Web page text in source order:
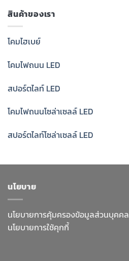
สินค้าของเรา
โคมไฮเบย์
โคมไฟถนน LED
สปอร์ตไลท์ LED
โคมไฟถนนโซล่าเซลล์ LED
สปอร์ตไลท์โซล่าเซลล์ LED
นโยบาย
นโยบายการคุ้มครองข้อมูลส่วนบุคคล
นโยบายการใช้คุกกี้